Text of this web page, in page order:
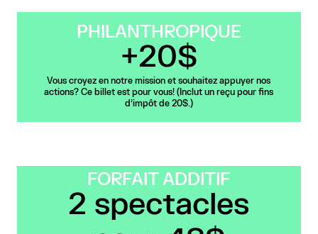
PHILANTHROPIQUE
+20$
Vous croyez en notre mission et souhaitez appuyer nos
actions? Ce billet est pour vous! (Inclut un reçu pour fins
d'impôt de 20$.)
FORFAIT ADDITIF
2 spectacles